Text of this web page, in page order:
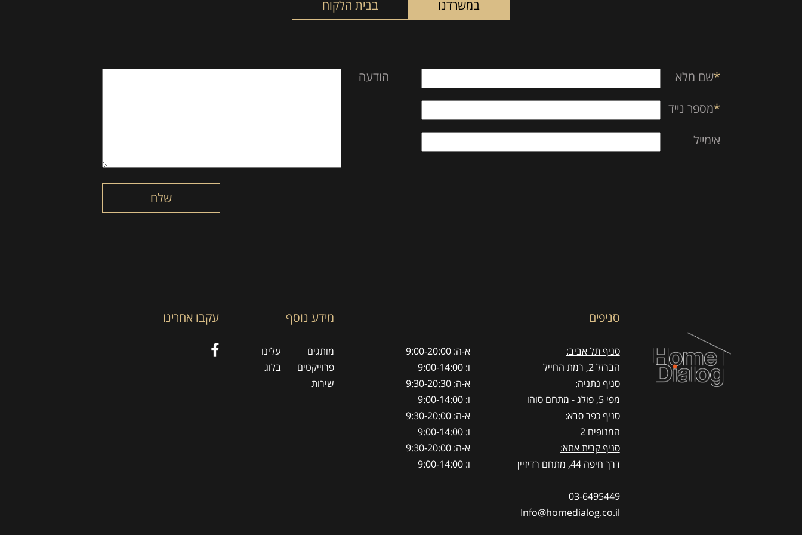
במשרדנו
בבית הלקוח
*שם מלא
*מספר נייד
אימייל
הודעה
סניפים
סניף תל אביב:
הברזל 2, רמת החייל
סניף נתניה:
מפי 5, פולג - מתחם סוהו
סניף כפר סבא:
המנופים 2
סניף קרית אתא:
דרך חיפה 44, מתחם רדיזיין
03-6495449
Info@homedialog.co.il
א-ה: 9:00-20:00
ו: 9:00-14:00
א-ה: 9:30-20:30
ו: 9:00-14:00
א-ה: 9:30-20:00
ו: 9:00-14:00
א-ה: 9:30-20:00
ו: 9:00-14:00
מידע נוסף
מותגים
פרוייקטים
שירות
עלינו
בלוג
עקבו אחרינו